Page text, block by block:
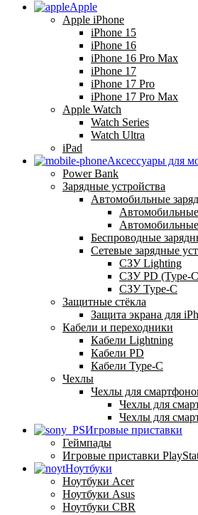
Apple
Apple iPhone
iPhone 15
iPhone 16
iPhone 16 Pro Max
iPhone 17
iPhone 17 Pro
iPhone 17 Pro Max
Apple Watch
Watch Series
Watch Ultra
iPad
Аксессуары для
Power Bank
Зарядные устройства
Автомобильные
Беспроводные
Сетевые зарядные
СЗУ Lighting
СЗУ PD (Type-
СЗУ Type-C
Защитные стёкла
Защита экрана для
Кабели и переходники
Кабели Lightning
Кабели PD
Кабели Type-C
Чехлы
Чехлы для
Чехлы для
Чехлы для
Игровые приставки
Геймпады
Игровые приставки
Ноутбуки
Ноутбуки Acer
Ноутбуки Asus
Ноутбуки CBR